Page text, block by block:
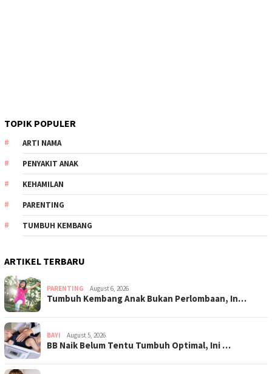
TOPIK POPULER
ARTI NAMA
PENYAKIT ANAK
KEHAMILAN
PARENTING
TUMBUH KEMBANG
ARTIKEL TERBARU
PARENTING August 6, 2026
Tumbuh Kembang Anak Bukan Perlombaan, In…
BAYI August 5, 2026
BB Naik Belum Tentu Tumbuh Optimal, Ini …